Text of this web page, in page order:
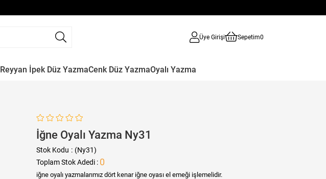
Üye Girişi Sepetim0
Reyyan İpek Düz YazmaCenk Düz YazmaOyalı Yazma
İğne Oyalı Yazma Ny31
Stok Kodu
(Ny31)
Toplam Stok Adedi : 0
iğne oyalı yazmalarımız dört kenar iğne oyası el emeği işlemelidir.